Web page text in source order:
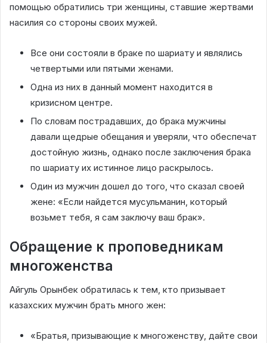
помощью обратились три женщины, ставшие жертвами
насилия со стороны своих мужей.
Все они состояли в браке по шариату и являлись
четвертыми или пятыми женами.
Одна из них в данный момент находится в
кризисном центре.
По словам пострадавших, до брака мужчины
давали щедрые обещания и уверяли, что обеспечат
достойную жизнь, однако после заключения брака
по шариату их истинное лицо раскрылось.
Один из мужчин дошел до того, что сказал своей
жене: «Если найдется мусульманин, который
возьмет тебя, я сам заключу ваш брак».
Обращение к проповедникам
многоженства
Айгуль Орынбек обратилась к тем, кто призывает
казахских мужчин брать много жен:
«Братья, призывающие к многоженству, дайте свои